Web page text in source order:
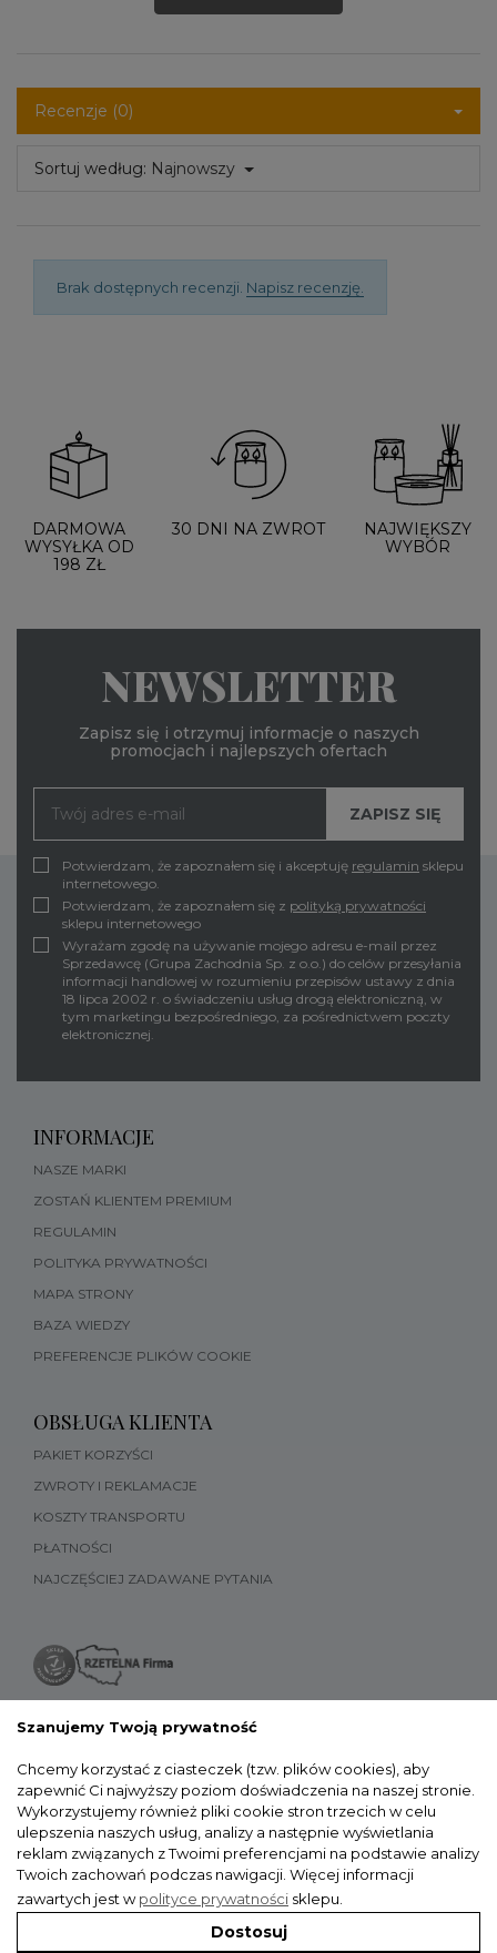
Recenzje (0)
Sortuj według: Najnowszy
Brak dostępnych recenzji. Napisz recenzję.
DARMOWA
WYSYŁKA OD
198 ZŁ
30 DNI NA ZWROT
NAJWIĘKSZY
WYBÓR
NEWSLETTER
Zapisz się i otrzymuj informacje o naszych
promocjach i najlepszych ofertach
Potwierdzam, że zapoznałem się i akceptuję regulamin sklepu
internetowego.
Potwierdzam, że zapoznałem się z polityką prywatności
sklepu internetowego
Wyrażam zgodę na używanie mojego adresu e-mail przez
Sprzedawcę (Grupa Zachodnia Sp. z o.o.) do celów przesyłania
informacji handlowej w rozumieniu przepisów ustawy z dnia
18 lipca 2002 r. o świadczeniu usług drogą elektroniczną, w
tym marketingu bezpośredniego, za pośrednictwem poczty
elektronicznej.
INFORMACJE
NASZE MARKI
ZOSTAŃ KLIENTEM PREMIUM
REGULAMIN
POLITYKA PRYWATNOŚCI
MAPA STRONY
BAZA WIEDZY
PREFERENCJE PLIKÓW COOKIE
OBSŁUGA KLIENTA
PAKIET KORZYŚCI
ZWROTY I REKLAMACJE
KOSZTY TRANSPORTU
PŁATNOŚCI
NAJCZĘŚCIEJ ZADAWANE PYTANIA
Szanujemy Twoją prywatność
Chcemy korzystać z ciasteczek (tzw. plików cookies), aby
zapewnić Ci najwyższy poziom doświadczenia na naszej stronie.
Wykorzystujemy również pliki cookie stron trzecich w celu
ulepszenia naszych usług, analizy a następnie wyświetlania
reklam związanych z Twoimi preferencjami na podstawie analizy
Twoich zachowań podczas nawigacji. Więcej informacji
zawartych jest wpolityce prywatności sklepu.
Dostosuj